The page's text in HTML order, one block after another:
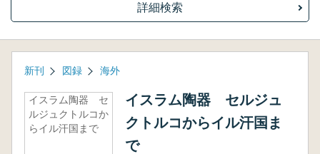
詳細検索
新刊 図録 海外
イスラム陶器 セ
ルジュクトルコか
らイル汗国まで
イスラム陶器 セルジュ
クトルコからイル汗国ま
で